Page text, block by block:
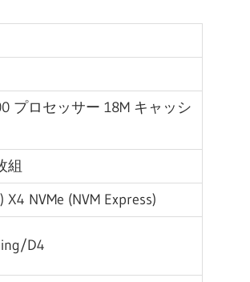
パ
ー
ク
プロセッサー 18M キャッシ
組
X4 NVMe (NVM Express)
D4